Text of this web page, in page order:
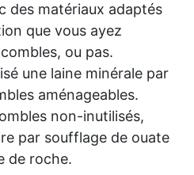
des matériaux adaptés
que vous ayez
ou pas.
une laine minérale par
aménageables.
non-inutilisés,
par soufflage de ouate
de roche.